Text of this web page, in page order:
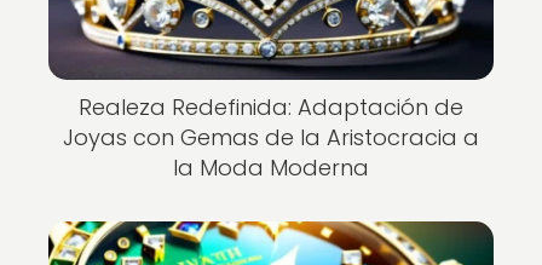
Realeza Redefinida: Adaptación de
Joyas con Gemas de la Aristocracia a
la Moda Moderna